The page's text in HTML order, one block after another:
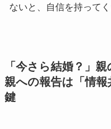
ないと、自信を持ってく
「今さら結婚？」
親への報告は「情
鍵